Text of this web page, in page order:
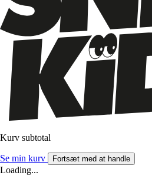
Kurv subtotal
Se min kurv Fortsæt med at handle
Loading...